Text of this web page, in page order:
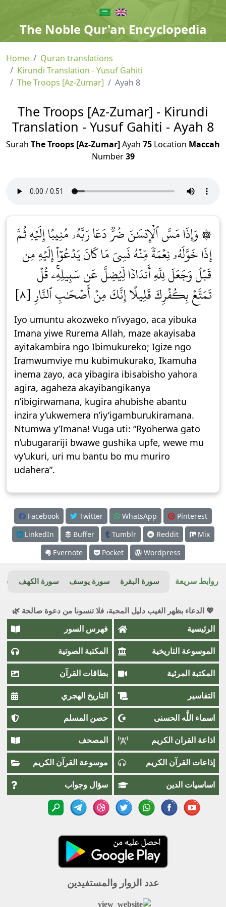
The Noble Qur'an Encyclopedia
Home
Quran translations
Kirundi Translation - Yusuf Gahiti
The Troops [Az-Zumar]
Ayah 8
The Troops [Az-Zumar] - Kirundi
Translation - Yusuf Gahiti - Ayah 8
Surah The Troops [Az-Zumar]Ayah 75 Location Maccah
Number39
۞ وَإِذَا مَسَّ ٱلۡإِنسَٰنَ ضُرّٞ دَعَا رَبَّهُۥ مُنِيبًا إِلَيۡهِ ثُمَّ
إِذَا خَوَّلَهُۥ نِعۡمَةٗ مِّنۡهُ نَسِيَ مَا كَانَ يَدۡعُوٓاْ إِلَيۡهِ مِن
قَبۡلُ وَجَعَلَ لِلَّهِ أَندَادٗا لِّيُضِلَّ عَن سَبِيلِهِۦۚ قُلۡ
تَمَتَّعۡ بِكُفۡرِكَ قَلِيلًا إِنَّكَ مِنۡ أَصۡحَٰبِ ٱلنَّارِ [٨]
Iyo umuntu akozweko n’ivyago, aca yibuka
Imana yiwe Rurema Allah, maze akayisaba
ayitakambira ngo Ibimukureko; Igize ngo
Iramwumviye mu kubimukurako, Ikamuha
inema zayo, aca yibagira ibisabisho yahora
agira, agaheza akayibangikanya
n’ibigirwamana, kugira ahubishe abantu
inzira y’ukwemera n’iy’igamburukiramana.
Ntumwa y’Imana! Vuga uti: “Ryoherwa gato
n’ubugarariji bwawe gushika upfe, wewe mu
vy’ukuri, uri mu bantu bo mu muriro
udahera”.
Facebook Twitter WhatsApp
Pinterest
LinkedIn
Buffer Tumblr Reddit
Mix
Evernote
Pocket Wordpress
روابط سريعة سورة البقرة سورة يوسف سورة الكهف
💖 الدعاء بظهر الغيب دليل المحبة، فلا تنسونا من دعوة صالحة 🌿
الرئيسية فهرس السور
الموسوعة التاريخية المكتبة الصوتية
المكتبة المرئية بطاقات القرآن
التفاسير التاريخ الهجري
اسماء اللَّٰه الحسنى حصن المسلم
اذاعة القران الكريم المصحف
إذاعات القرآن الكريم موسوعة القرآن الكريم
اساسيات الدين سؤال وجواب
عدد الزوار والمستفيدين